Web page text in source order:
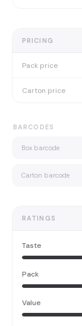
PRICING
Pack price
Carton price
BARCODES
Box barcode
Carton barcode
RATINGS
Taste
Pack
Value